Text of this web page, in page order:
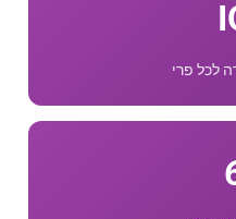
לכל פרי